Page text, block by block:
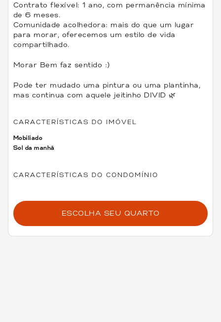
Contrato flexível: 1 ano, com permanência mínima
de 6 meses.
Comunidade acolhedora: mais do que um lugar
para morar, oferecemos um estilo de vida
compartilhado.
Morar Bem faz sentido :)
Pode ter mudado uma pintura ou uma plantinha,
mas continua com aquele jeitinho DIVID 🌿
CARACTERÍSTICAS DO IMÓVEL
Mobiliado
Sol da manhã
CARACTERÍSTICAS DO CONDOMÍNIO
ESCOLHA SEU QUARTO